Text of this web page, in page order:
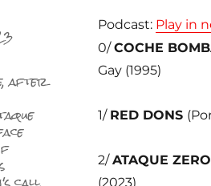
Podcast: Play in
0/COCHE
Gay (1995)
1/ RED DONS
2/ATAQUE ZERO
(2023)
,after